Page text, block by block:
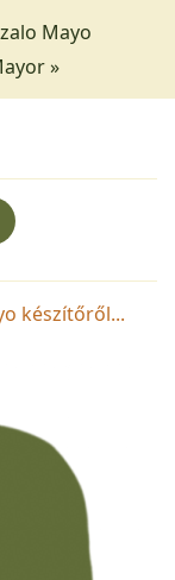
Mayo
»
készítőről...